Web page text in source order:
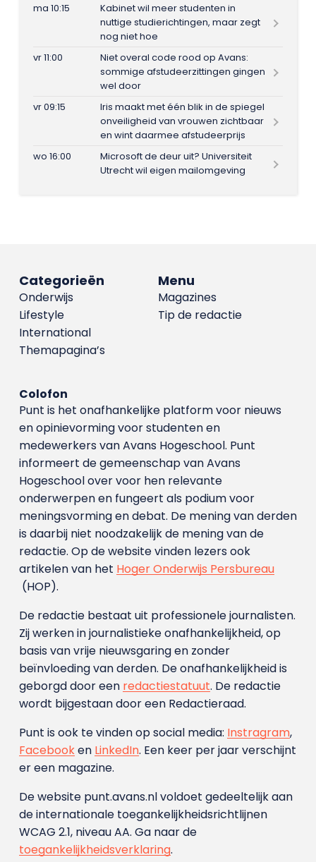
ma 10:15
Kabinet wil meer studenten in
nuttige studierichtingen, maar zegt
nog niet hoe
vr 11:00
Niet overal code rood op Avans:
sommige afstudeerzittingen gingen
wel door
vr 09:15
Iris maakt met één blik in de spiegel
onveiligheid van vrouwen zichtbaar
en wint daarmee afstudeerprijs
wo 16:00
Microsoft de deur uit? Universiteit
Utrecht wil eigen mailomgeving
Menu
Magazines
Tip de redactie
Categorieën
Onderwijs
Lifestyle
International
Themapagina’s
Colofon
Punt is het onafhankelijke platform voor nieuws
en opinievorming voor studenten en
medewerkers van Avans Hoge­school. Punt
informeert de gemeenschap van Avans
Hogeschool over voor hen relevante
onderwerpen en fungeert als podium voor
meningsvorming en debat. De mening van derden
is daarbij niet noodzakelijk de mening van de
redactie. Op de website vinden lezers ook
artikelen van het Hoger Onderwijs Persbureau
(HOP).
De redactie bestaat uit professionele journalisten.
Zij werken in journalistieke onafhankelijkheid, op
basis van vrije nieuwsgaring en zonder
beïnvloeding van derden. De onafhankelijkheid is
geborgd door een redactiestatuut. De redactie
wordt bijgestaan door een Redactieraad.
Punt is ook te vinden op social media: Instragram,
Facebooken LinkedIn. Een keer per jaar verschijnt
er een magazine.
De website punt.avans.nl voldoet gedeeltelijk aan
de internationale toegankelijkheidsrichtlijnen
WCAG 2.1, niveau AA. Ga naar de
toegankelijkheidsverklaring.